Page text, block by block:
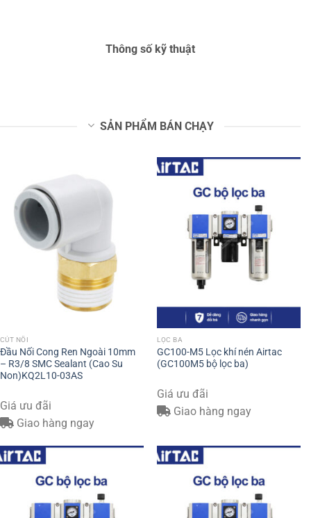
Thông số kỹ thuật
SẢN PHẨM BÁN CHẠY
CÚT NỐI
Đầu Nối Cong Ren Ngoài 10mm
– R3/8 SMC Sealant (Cao Su
Non)KQ2L10-03AS
Giá ưu đãi
Giao hàng ngay
LỌC BA
GC100-M5 Lọc khí nén Airtac
(GC100M5 bộ lọc ba)
Giá ưu đãi
Giao hàng ngay